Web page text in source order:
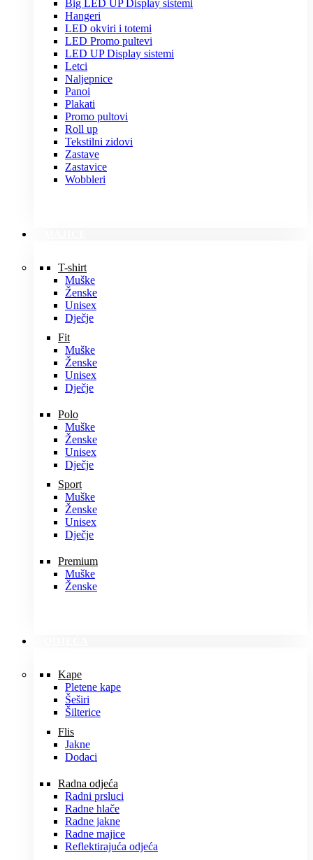
Big LED UP Display sistemi
Hangeri
LED okviri i totemi
LED Promo pultevi
LED UP Display sistemi
Letci
Naljepnice
Panoi
Plakati
Promo pultovi
Roll up
Tekstilni zidovi
Zastave
Zastavice
Wobbleri
T-shirt
Muške
Ženske
Unisex
Dječje
Fit
Muške
Ženske
Unisex
Dječje
Polo
Muške
Ženske
Unisex
Dječje
Sport
Muške
Ženske
Unisex
Dječje
Premium
Muške
Ženske
Kape
Pletene kape
Šeširi
Šilterice
Flis
Jakne
Dodaci
Radna odjeća
Radni prsluci
Radne hlače
Radne jakne
Radne majice
Reflektirajuća odjeća